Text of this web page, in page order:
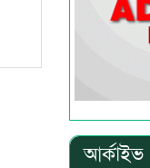
আর্কাইভ